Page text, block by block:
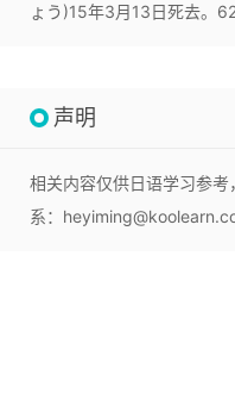
ょう)15年3月13日死去。
声明
相关内容仅供日语学习参
系：